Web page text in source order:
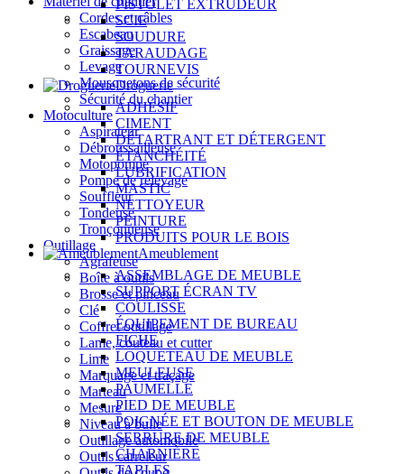
Cordes et câbles
Escabeau
Graissage
Levage
Mousquetons de sécurité
Sécurité du chantier
Motoculture
Aspirateur
Débroussailleuse
Motopompe
Pompe de relevage
Souffleur
Tondeuse
Tronçonneuse
Outillage
Agrafeuse
Boîte à outils
Brosse et pinceau
Clé
Coffret outillage
Lame, couteau et cutter
Lime
Marquage et traçage
Marteau
Mesure
Niveau à bulle
Outillage automobile
Outils carreleur
PISTOLET EXTRUDEUR
SCIE
SOUDURE
TARAUDAGE
TOURNEVIS
Droguerie
ADHÉSIF
CIMENT
DÉTARTRANT ET DÉTERGENT
ÉTANCHÉITÉ
LUBRIFICATION
MASTIC
NETTOYEUR
PEINTURE
PRODUITS POUR LE BOIS
Ameublement
ASSEMBLAGE DE MEUBLE
SUPPORT ÉCRAN TV
COULISSE
ÉQUIPEMENT DE BUREAU
FICHE
LOQUETEAU DE MEUBLE
MEULEUSE
PAUMELLE
PIED DE MEUBLE
POIGNÉE ET BOUTON DE MEUBLE
SERRURE DE MEUBLE
CHARNIÈRE
TABLES